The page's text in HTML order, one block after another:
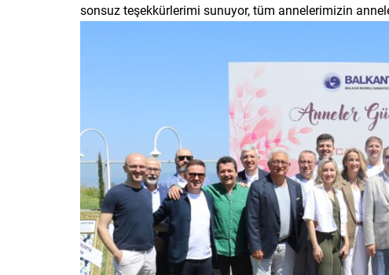
sonsuz teşekkürlerimi sunuyor, tüm annelerimizin